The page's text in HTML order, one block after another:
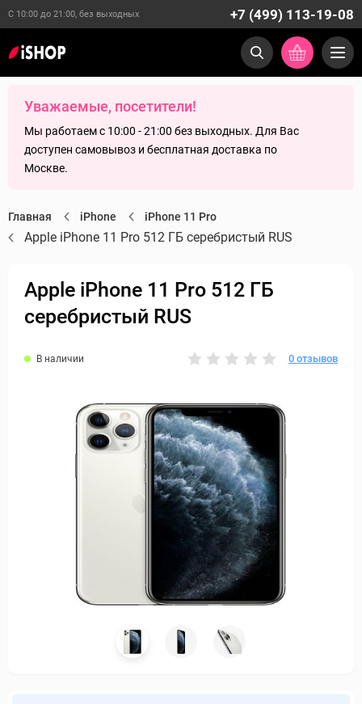
С 10:00 до 21:00, без выходных +7 (499) 113-19-08
Уважаемые, посетители!
Мы работаем с 10:00 - 21:00 без выходных. Для Вас
доступен самовывоз и бесплатная доставка по
Москве.
Главная iPhone iPhone 11 Pro
Apple iPhone 11 Pro 512 ГБ серебристый RUS
Apple iPhone 11 Pro 512 ГБ
серебристый RUS
В наличии 0 отзывов